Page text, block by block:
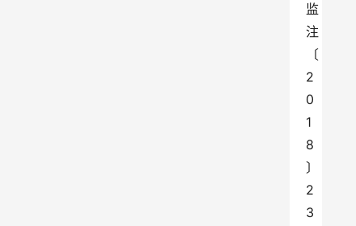
监
注
〔
2
0
1
8
〕
2
3